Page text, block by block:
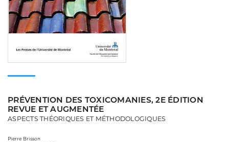
PRÉVENTION DES TOXICOMANIES, 2E ÉDITION
REVUE ET AUGMENTÉE
ASPECTS THÉORIQUES ET MÉTHODOLOGIQUES
Pierre Brisson